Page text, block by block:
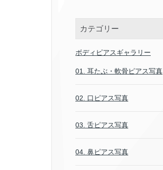
カテゴリー
ボディピアスギャラリー
01. 耳たぶ・軟骨ピアス写真
02. 口ピアス写真
03. 舌ピアス写真
04. 鼻ピアス写真